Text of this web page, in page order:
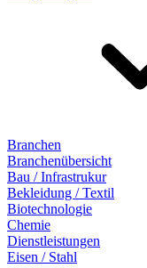
Branchen
Branchenübersicht
Bau / Infrastrukur
Bekleidung / Textil
Biotechnologie
Chemie
Dienstleistungen
Eisen / Stahl